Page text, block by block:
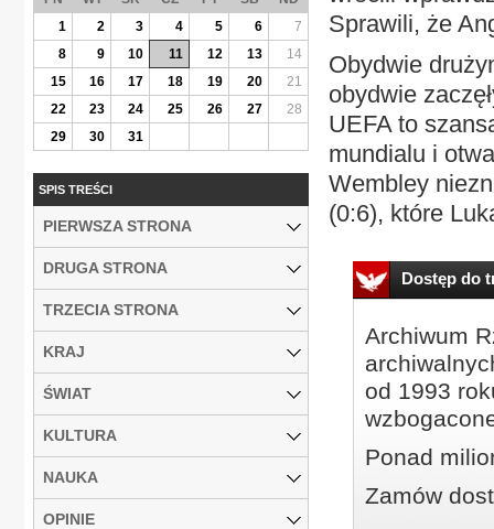
Sprawili, że
Obydwie
obydwie
UEFA to
mundialu i
Wembley
(0:6), które
Dostęp do
Archiwum
od 1993
Ponad
Zamów
1
2 3 4 5 6
7
8
9 10 11 12 13
14
15
16 17 18 19 20
21
22
23 24 25 26 27
28
29
30 31
SPIS TREŚCI
PIERWSZA STRONA
DRUGA STRONA
TRZECIA STRONA
KRAJ
ŚWIAT
KULTURA
NAUKA
OPINIE